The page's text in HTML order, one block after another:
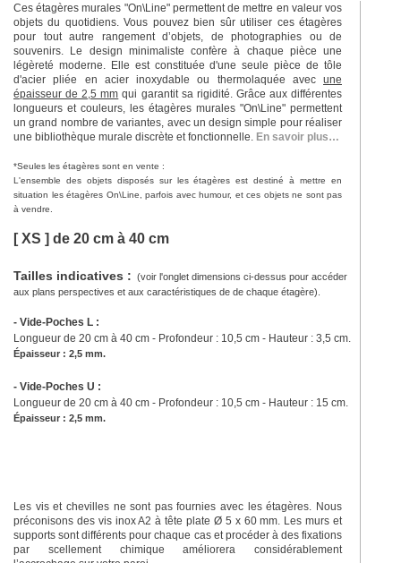
Ces étagères murales "On\Line" permettent de mettre en valeur vos
objets du quotidiens. Vous pouvez bien sûr utiliser ces étagères
pour tout autre rangement d’objets, de photographies ou de
souvenirs. Le design minimaliste confère à chaque pièce une
légèreté moderne. Elle est constituée d'une seule pièce de tôle
d'acier pliée en acier inoxydable ou thermolaquée avec une
épaisseur de 2,5 mm qui garantit sa rigidité. Grâce aux différentes
longueurs et couleurs, les étagères murales "On\Line" permettent
un grand nombre de variantes, avec un design simple pour réaliser
une bibliothèque murale discrète et fonctionnelle. En savoir plus…
*Seules les étagères sont en vente :
L'ensemble des objets disposés sur les étagères est destiné à mettre en
situation les étagères On\Line, parfois avec humour, et ces objets ne sont pas
à vendre.
[ XS ] de 20 cm à 40 cm
Tailles indicatives : (voir l'onglet dimensions ci-dessus pour accéder
aux plans perspectives et aux caractéristiques de de chaque étagère).
- Vide-Poches L :
Longueur de 20 cm à 40 cm - Profondeur : 10,5 cm - Hauteur : 3,5 cm.
Épaisseur : 2,5 mm.
- Vide-Poches U :
Longueur de 20 cm à 40 cm - Profondeur : 10,5 cm - Hauteur : 15 cm.
Épaisseur : 2,5 mm.
Les vis et chevilles ne sont pas fournies avec les étagères. Nous
préconisons des vis inox A2 à tête plate Ø 5 x 60 mm. Les murs et
supports sont différents pour chaque cas et procéder à des fixations
par scellement chimique améliorera considérablement